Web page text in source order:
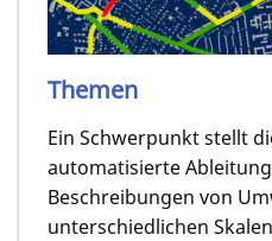
Themen
Ein Schwerpunkt stellt
automatisierte
Beschreibungen von
unterschiedlichen